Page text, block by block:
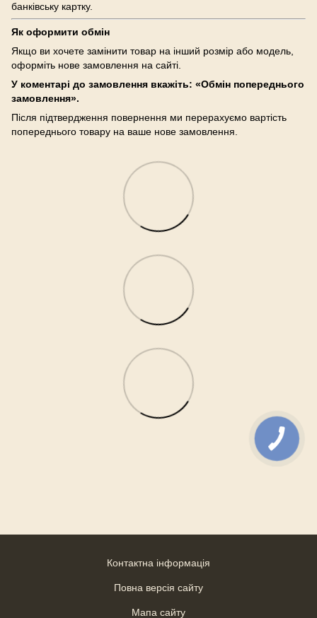
банківську картку.
Як оформити обмін
Якщо ви хочете замінити товар на інший розмір або модель,
оформіть нове замовлення на сайті.
У коментарі до замовлення вкажіть: «Обмін попереднього
замовлення».
Після підтвердження повернення ми перерахуємо вартість
попереднього товару на ваше нове замовлення.
Контактна інформація
Повна версія сайту
Мапа сайту